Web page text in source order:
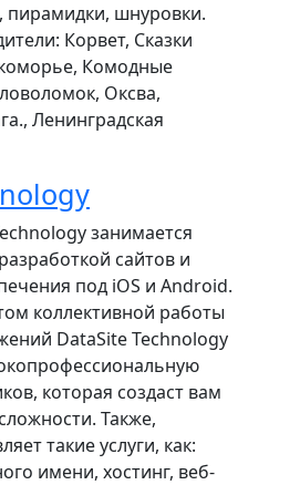
пирамидки, шнуровки.
Корвет, Сказки
Комодные
Оксва,
Ленинградская
занимается
сайтов и
под iOS и Android.
коллективной работы
DataSite Technology
которая создаст вам
Также,
такие услуги, как:
имени, хостинг, веб-